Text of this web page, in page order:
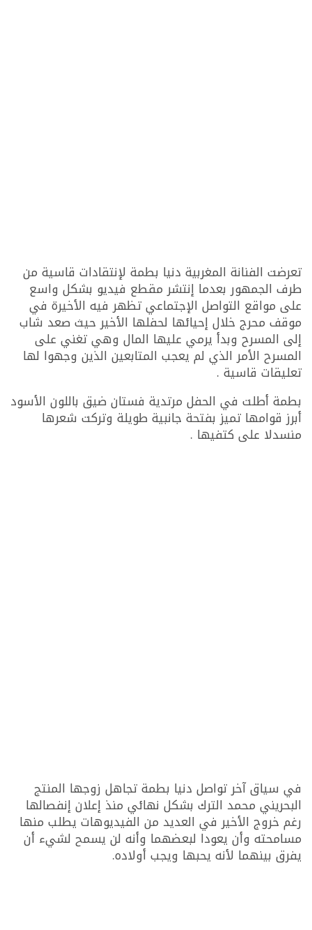
تعرضت الفنانة المغربية دنيا بطمة لإنتقادات قاسية من
طرف الجمهور بعدما إنتشر مقطع فيديو بشكل واسع
على مواقع التواصل الإجتماعي تظهر فيه الأخيرة في
موقف محرج خلال إحيائها لحفلها الأخير حيث صعد شاب
إلى المسرح وبدأ يرمي عليها المال وهي تغني على
المسرح الأمر الذي لم يعجب المتابعين الذين وجهوا لها
تعليقات قاسية .
بطمة أطلت في الحفل مرتدية فستان ضيق باللون الأسود
أبرز قوامها تميز بفتحة جانبية طويلة وتركت شعرها
منسدلا على كتفيها .
في سياق آخر تواصل دنيا بطمة تجاهل زوجها المنتج
البحريني محمد الترك بشكل نهائي منذ إعلان إنفصالها
رغم خروج الأخير في العديد من الفيديوهات يطلب منها
مسامحته وأن يعودا لبعضهما وأنه لن يسمح لشيء أن
يفرق بينهما لأنه يحبها ويجب أولاده.